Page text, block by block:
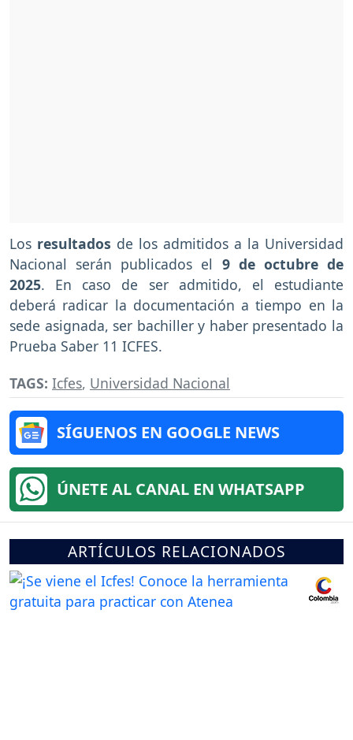
Los resultados de los admitidos a la Universidad
Nacional serán publicados el 9 de octubre de
2025. En caso de ser admitido, el estudiante
deberá radicar la documentación a tiempo en la
sede asignada, ser bachiller y haber presentado la
Prueba Saber 11 ICFES.
TAGS: Icfes, Universidad Nacional
SÍGUENOS EN GOOGLE NEWS
ÚNETE AL CANAL EN WHATSAPP
ARTÍCULOS RELACIONADOS